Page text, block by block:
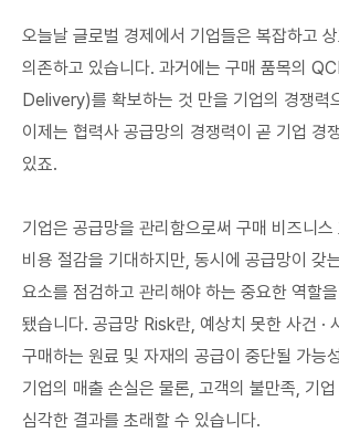
오늘날 글로벌 경제에서 기업들은 복잡하고
의존하고 있습니다. 과거에는 구매 품목의
Delivery)를 확보하는 것 만을 기업의 경쟁력
이제는 협력사 공급망의 경쟁력이 곧 기업 경
있죠.
기업은 공급망을 관리함으로써 구매 비즈니스
비용 절감을 기대하지만, 동시에 공급망이 갖
요소를 점검하고 관리해야 하는 중요한 역할을
됐습니다. 공급망 Risk란, 예상치 못한 사건 ·
구매하는 원료 및 자재의 공급이 중단될 가능
기업의 매출 손실은 물론, 고객의 불만족, 기
심각한 결과를 초래할 수 있습니다.